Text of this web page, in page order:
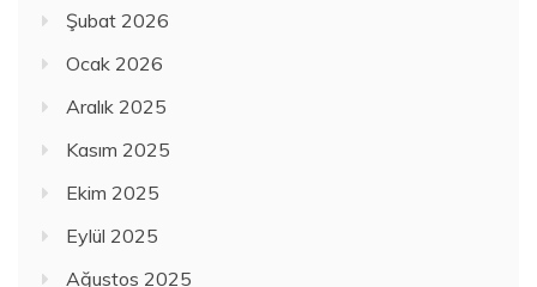
Şubat 2026
Ocak 2026
Aralık 2025
Kasım 2025
Ekim 2025
Eylül 2025
Ağustos 2025